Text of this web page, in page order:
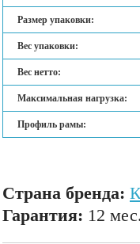
Размер упаковки:
Вес упаковки:
Вес нетто:
Максимальная нагрузка:
Профиль рамы:
Страна бренда:
Гарантия: 12